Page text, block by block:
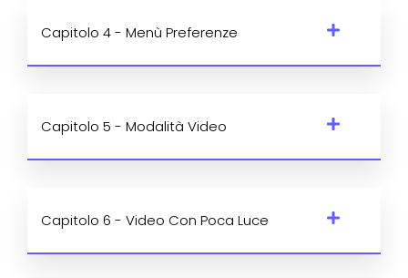
Capitolo 4 - Menù Preferenze
Capitolo 5 - Modalità Video
Capitolo 6 - Video Con Poca Luce